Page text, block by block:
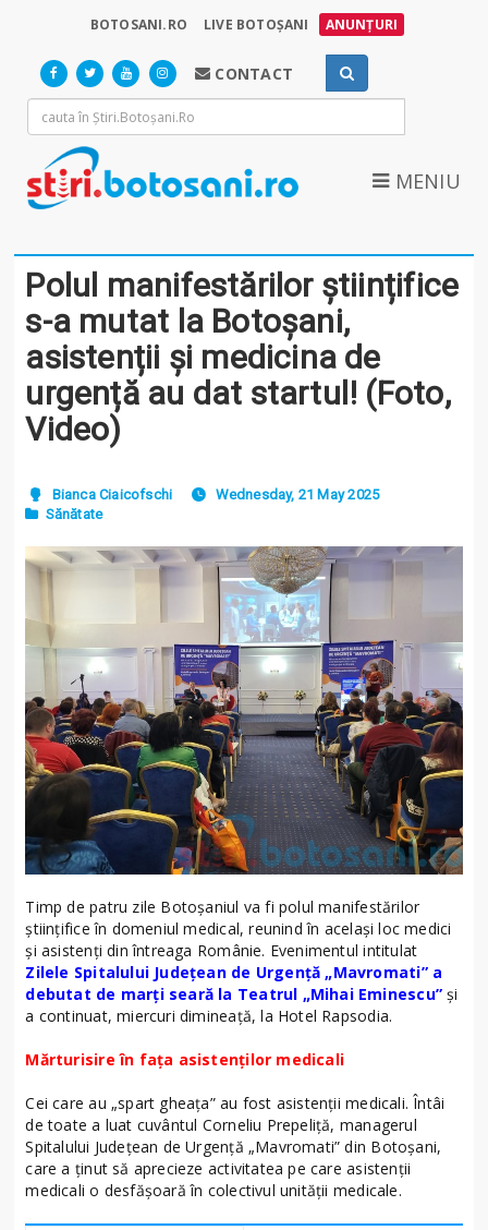
BOTOSANI.RO LIVE BOTOȘANI ANUNȚURI
CONTACT
MENIU
Polul manifestărilor științifice
s-a mutat la Botoșani,
asistenții și medicina de
urgență au dat startul! (Foto,
Video)
Bianca Ciaicofschi
Wednesday, 21 May 2025
Sănătate
Timp de patru zile Botoșaniul va fi polul manifestărilor
științifice în domeniul medical, reunind în același loc medici
și asistenți din întreaga Românie. Evenimentul intitulat
Zilele Spitalului Județean de Urgență „Mavromati” a
debutat de marți seară la Teatrul „Mihai Eminescu”și
a continuat, miercuri dimineață, la Hotel Rapsodia.
Mărturisire în fața asistenților medicali
Cei care au „spart gheața” au fost asistenții medicali. Întâi
de toate a luat cuvântul Corneliu Prepeliță, managerul
Spitalului Județean de Urgență „Mavromati” din Botoșani,
care a ținut să aprecieze activitatea pe care asistenții
medicali o desfășoară în colectivul unității medicale.